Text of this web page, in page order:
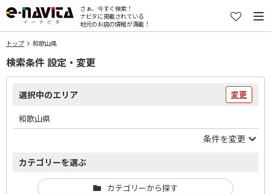
さぁ、今すぐ検索！
ナビタに掲載されている
地元のお店の情報が満載！
トップ 和歌山県
検索条件 設定・変更
選択中のエリア 変更
和歌山県
条件を変更
カテゴリーを選ぶ
カテゴリーから探す